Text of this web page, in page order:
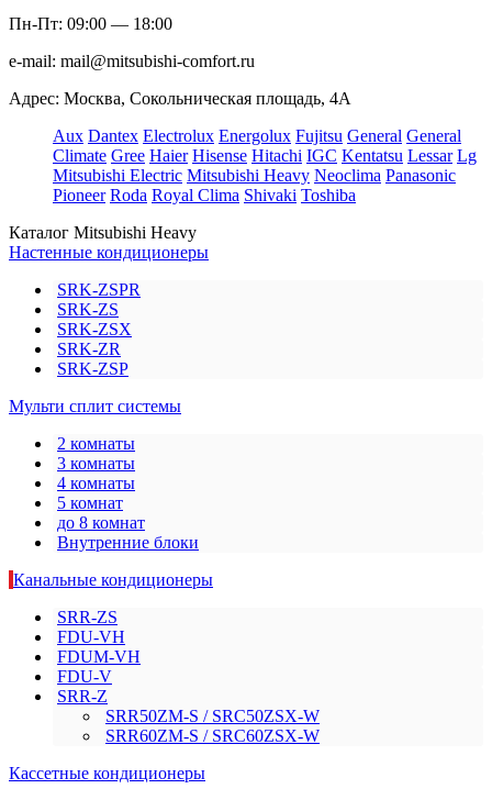
Пн-Пт: 09:00 — 18:00
e-mail: mail@mitsubishi-comfort.ru
Адрес: Москва, Сокольническая площадь, 4А
Aux Dantex Electrolux Energolux Fujitsu General General
Climate Gree Haier Hisense Hitachi IGC Kentatsu Lessar Lg
Mitsubishi Electric Mitsubishi Heavy Neoclima Panasonic
Pioneer Roda Royal Clima Shivaki Toshiba
Каталог Mitsubishi Heavy
Настенные кондиционеры
SRK-ZSPR
SRK-ZS
SRK-ZSX
SRK-ZR
SRK-ZSP
Мульти сплит системы
2 комнаты
3 комнаты
4 комнаты
5 комнат
до 8 комнат
Внутренние блоки
Канальные кондиционеры
SRR-ZS
FDU-VH
FDUM-VH
FDU-V
SRR-Z
SRR50ZМ-S / SRC50ZSX-W
SRR60ZМ-S / SRC60ZSX-W
Кассетные кондиционеры